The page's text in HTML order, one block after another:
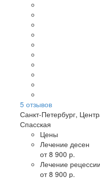
5 отзывов
Санкт-Петербург,
Спасская
Цены
Лечение десен
от 8 900 р.
Лечение
от 8 900 р.